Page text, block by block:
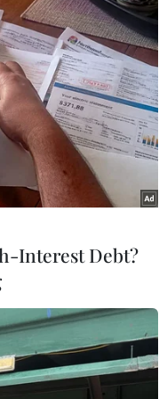
Vietnam+)
cốt liệt sỹ
Interest Debt?